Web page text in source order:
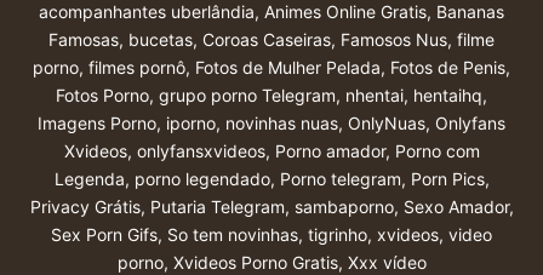
acompanhantes uberlândia, Animes Online Gratis, Bananas
Famosas, bucetas, Coroas Caseiras, Famosos Nus, filme
porno, filmes pornô, Fotos de Mulher Pelada, Fotos de Penis,
Fotos Porno, grupo porno Telegram, nhentai, hentaihq,
Imagens Porno, iporno, novinhas nuas, OnlyNuas, Onlyfans
Xvideos, onlyfansxvideos, Porno amador, Porno com
Legenda, porno legendado, Porno telegram, Porn Pics,
Privacy Grátis, Putaria Telegram, sambaporno, Sexo Amador,
Sex Porn Gifs, So tem novinhas, tigrinho, xvideos, video
porno, Xvideos Porno Gratis, Xxx vídeo